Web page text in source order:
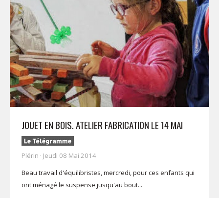
JOUET EN BOIS. ATELIER FABRICATION LE 14 MAI
Plérin · Jeudi 08 Mai 2014
Beau travail d'équilibristes, mercredi, pour ces enfants qui
ont ménagé le suspense jusqu'au bout...